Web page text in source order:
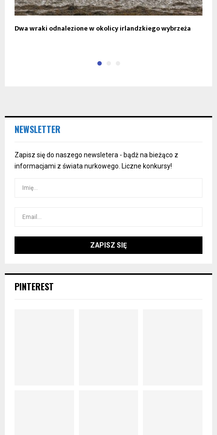
Dwa wraki odnalezione w okolicy irlandzkiego wybrzeża
NEWSLETTER
Zapisz się do naszego newsletera - bądż na bieżąco z
informacjami z świata nurkowego. Liczne konkursy!
PINTEREST